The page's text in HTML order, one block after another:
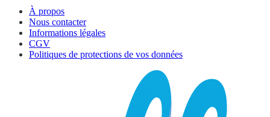
À propos
Nous contacter
Informations légales
CGV
Politiques de protections de vos données